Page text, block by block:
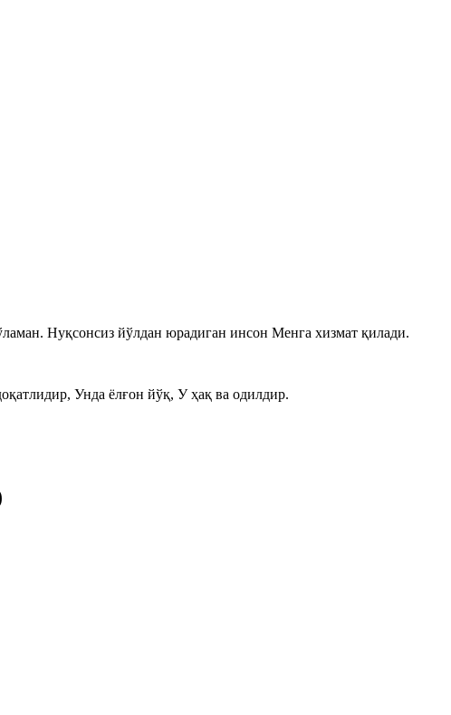
Нуқсонсиз йўлдан юрадиган инсон Менга хизмат қилади.
Унда ёлғон йўқ, У ҳақ ва одилдир.